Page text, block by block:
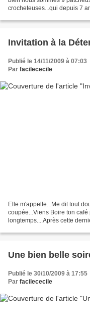
crocheteuses...qui depuis 7
Invitation à la
Publié le 14/11/2009 à 07:03
Par facilececile
Elle m'appelle...Me dit tout
coupée...Viens Boire ton
longtemps....Après cette
Une bien belle
Publié le 30/10/2009 à 17:55
Par facilececile